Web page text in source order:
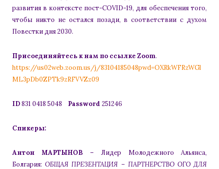
развития в контексте пост-COVID-19, для обеспечения того,
чтобы никто не остался позади, в соответствии с духом
Повестки дня 2030.
Присоединяйтесь к нам по ссылке Zoom.
https://us02web.zoom.us/j/83104185048pwd=OXRkWFRzWGl
ML3pDb0ZPTk9zRFVVZz09
ID831 0418 5048 Password 251246
Спикеры:
Антон МАРТЫНОВ –Лидер Молодежного Альянса,
Болгария:ОБЩАЯ ПРЕЗЕНТАЦИЯ – ПАРТНЕРСТВО ОГО ДЛЯ